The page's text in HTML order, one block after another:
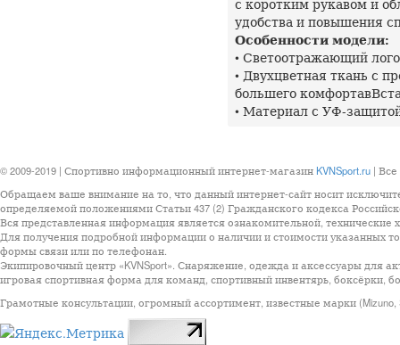
с коротким рукавом и
удобства и повышения
Особенности модели:
• Светоотражающий
• Двухцветная ткань с
большего
• Материал с УФ-
© 2009-2019 | Спортивно информационный интернет-магазин KVNSport.ru |
Обращаем ваше внимание на то, что данный интернет-сайт носит
определяемой положениями Статьи 437 (2) Гражданского кодекса
Вся представленная информация является ознакомительной, технические
Для получения подробной информации о наличии и стоимости указанных
формы связи или по телефонан.
Экипировочный центр «KVNSport». Снаряжение, одежда и аксессуары для
игровая спортивная форма для команд, спортивный инвентярь, боксёрки,
Грамотные консультации, огромный ассортимент, известные марки (Mizuno,